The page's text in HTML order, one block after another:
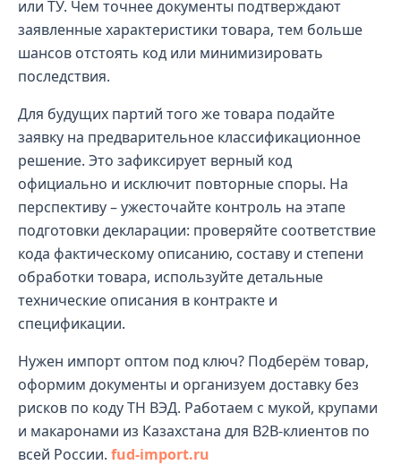
или ТУ. Чем точнее документы подтверждают
заявленные характеристики товара, тем больше
шансов отстоять код или минимизировать
последствия.
Для будущих партий того же товара подайте
заявку на предварительное классификационное
решение. Это зафиксирует верный код
официально и исключит повторные споры. На
перспективу – ужесточайте контроль на этапе
подготовки декларации: проверяйте соответствие
кода фактическому описанию, составу и степени
обработки товара, используйте детальные
технические описания в контракте и
спецификации.
Нужен импорт оптом под ключ? Подберём товар,
оформим документы и организуем доставку без
рисков по коду ТН ВЭД. Работаем с мукой, крупами
и макаронами из Казахстана для B2B-клиентов по
всей России. fud-import.ru